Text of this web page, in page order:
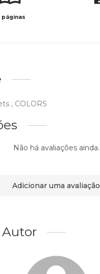
páginas
, COLORS
Não há avaliações ainda.
Adicionar uma avaliação
Autor